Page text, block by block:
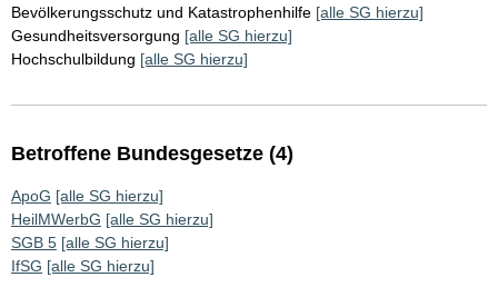
Bevölkerungsschutz und Katastrophenhilfe [alle SG hierzu]
Gesundheitsversorgung [alle SG hierzu]
Hochschulbildung [alle SG hierzu]
Betroffene Bundesgesetze (4)
ApoG [alle SG hierzu]
HeilMWerbG [alle SG hierzu]
SGB 5 [alle SG hierzu]
IfSG [alle SG hierzu]